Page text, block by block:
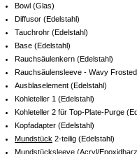
Bowl (Glas)
Diffusor (Edelstahl)
Tauchrohr (Edelstahl)
Base (Edelstahl)
Rauchsäulenkern (Edelstahl)
Rauchsäulensleeve - Wavy
Ausblaselement (Edelstahl)
Kohleteller 1 (Edelstahl)
Kohleteller 2 für Top-Plate-Purge
Kopfadapter (Edelstahl)
Mundstück 2-teilig (Edelstahl)
Mundstücksleeve (Acryl/